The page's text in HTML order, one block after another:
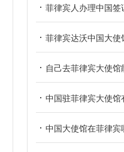
菲律宾人办理中国签证全流程实操
菲律宾达沃中国大
自己去菲律宾大使
中国驻菲律宾大使馆
中国大使馆在菲律宾